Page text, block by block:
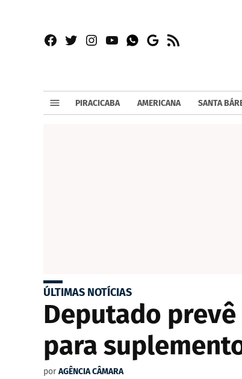
Facebook
TwitterInstagram
YouTubeWhatsapp
Google
RSS
PIRACICABA AMERICANA SANTA
ÚLTIMAS NOTÍCIAS
Deputado
para
por AGÊNCIA CÂMARA